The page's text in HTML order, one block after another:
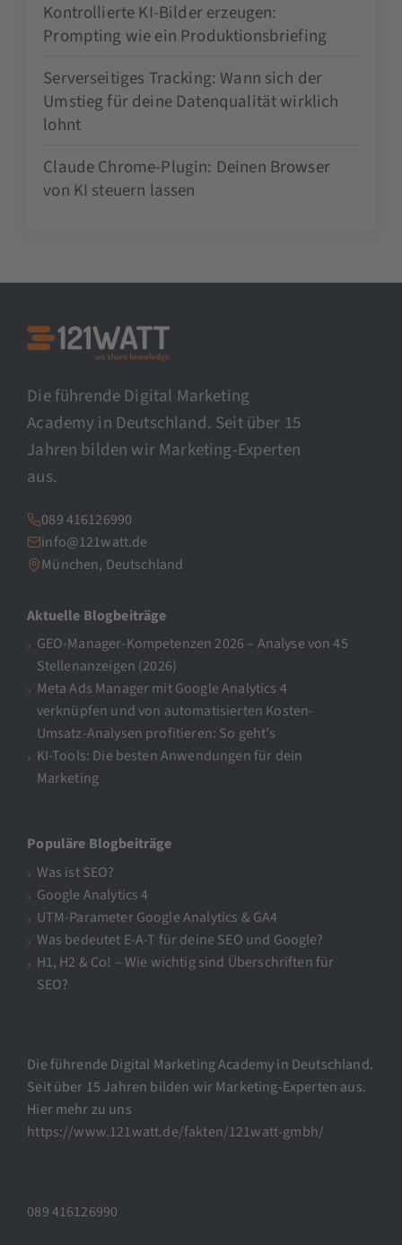
Kontrollierte KI-Bilder erzeugen:
Prompting wie ein Produktionsbriefing
Serverseitiges Tracking: Wann sich der
Umstieg für deine Datenqualität wirklich
lohnt
Claude Chrome-Plugin: Deinen Browser
von KI steuern lassen
Die führende Digital Marketing
Academy in Deutschland. Seit über 15
Jahren bilden wir Marketing-Experten
aus.
089 416126990
info@121watt.de
München, Deutschland
Aktuelle Blogbeiträge
GEO-Manager-Kompetenzen 2026 – Analyse von 45
Stellenanzeigen (2026)
Meta Ads Manager mit Google Analytics 4
verknüpfen und von automatisierten Kosten-
Umsatz-Analysen profitieren: So geht’s
KI-Tools: Die besten Anwendungen für dein
Marketing
Populäre Blogbeiträge
Was ist SEO?
Google Analytics 4
UTM-Parameter Google Analytics & GA4
Was bedeutet E-A-T für deine SEO und Google?
H1, H2 & Co! – Wie wichtig sind Überschriften für
SEO?
Die führende Digital Marketing Academy in Deutschland.
Seit über 15 Jahren bilden wir Marketing-Experten aus.
Hier mehr zu uns
https://www.121watt.de/fakten/121watt-gmbh/
089 416126990